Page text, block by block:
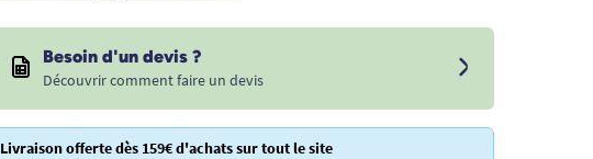
Besoin d'un devis ?
Découvrir comment faire un devis
Livraison offerte dès 159€ d'achats sur tout le site